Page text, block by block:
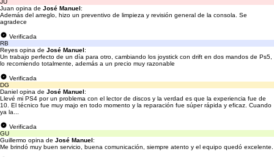
Juan opina de José Manuel:
Además del arreglo, hizo un preventivo de limpieza y revisión general de la consola. Se
agradece
Verificada
RB
Reyes opina de José Manuel:
Un trabajo perfecto de un día para otro, cambiando los joystick con drift en dos mandos de Ps5,
lo recomiendo totalmente, además a un precio muy razonable
Verificada
DG
Daniel opina de José Manuel:
Llevé mi PS4 por un problema con el lector de discos y la verdad es que la experiencia fue de
10. El técnico fue muy majo en todo momento y la reparación fue súper rápida y eficaz. Cuando
ya la...
Verificada
GU
Guillermo opina de José Manuel:
Me brindó muy buen servicio, buena comunicación, siempre atento y el equipo quedó excelente.